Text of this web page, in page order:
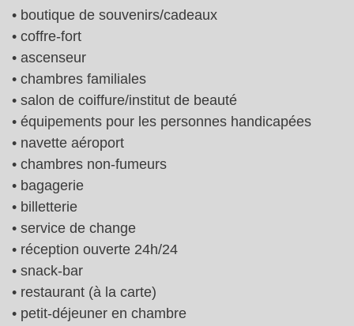
• boutique de souvenirs/cadeaux
• coffre-fort
• ascenseur
• chambres familiales
• salon de coiffure/institut de beauté
• équipements pour les personnes handicapées
• navette aéroport
• chambres non-fumeurs
• bagagerie
• billetterie
• service de change
• réception ouverte 24h/24
• snack-bar
• restaurant (à la carte)
• petit-déjeuner en chambre